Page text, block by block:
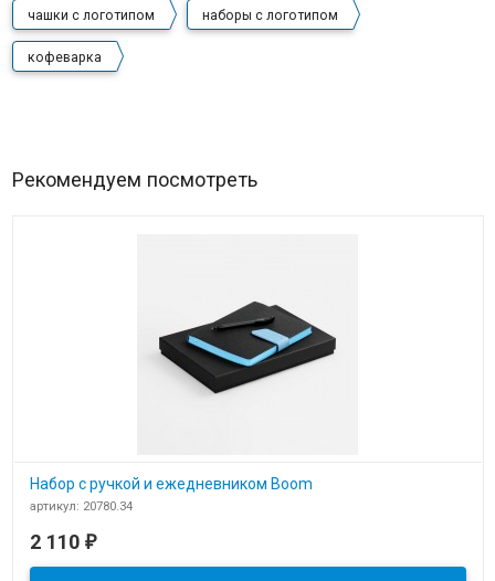
чашки с логотипом наборы с логотипом
кофеварка
Рекомендуем посмотреть
Набор с ручкой и ежедневником Boom
артикул: 20780.34
2 110 ₽